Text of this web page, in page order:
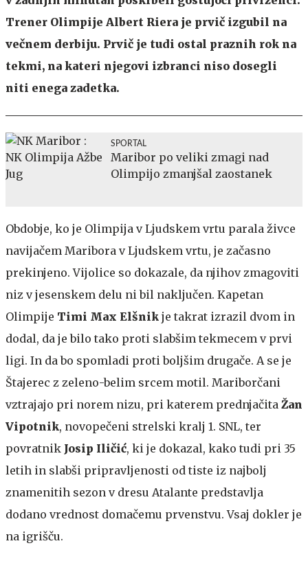
Trener Olimpije Albert Riera je prvič izgubil na
večnem derbiju. Prvič je tudi ostal praznih rok na
tekmi, na kateri njegovi izbranci niso dosegli
niti enega zadetka.
SPORTAL
Maribor po veliki zmagi nad
Olimpijo zmanjšal zaostanek
Obdobje, ko je Olimpija v Ljudskem vrtu parala živce
navijačem Maribora v Ljudskem vrtu, je začasno
prekinjeno. Vijolice so dokazale, da njihov zmagoviti
niz v jesenskem delu ni bil naključen. Kapetan
Olimpije Timi Max Elšnik je takrat izrazil dvom in
dodal, da je bilo tako proti slabšim tekmecem v prvi
ligi. In da bo spomladi proti boljšim drugače. A se je
Štajerec z zeleno-belim srcem motil. Mariborčani
vztrajajo pri norem nizu, pri katerem prednjačita Žan
Vipotnik, novopečeni strelski kralj 1. SNL, ter
povratnik Josip Iličić, ki je dokazal, kako tudi pri 35
letih in slabši pripravljenosti od tiste iz najbolj
znamenitih sezon v dresu Atalante predstavlja
dodano vrednost domačemu prvenstvu. Vsaj dokler je
na igrišču.